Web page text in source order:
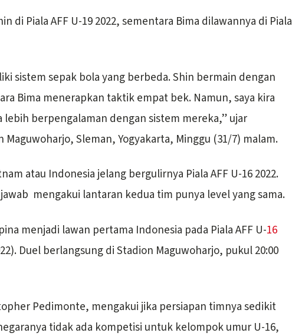
di Piala AFF U-19 2022, sementara Bima dilawannya di Piala
sistem sepak bola yang berbeda. Shin bermain dengan
Bima menerapkan taktik empat bek. Namun, saya kira
lebih berpengalaman dengan sistem mereka,” ujar
Sleman, Yogyakarta, Minggu (31/7) malam.
atau Indonesia jelang bergulirnya Piala AFF U-16 2022.
mengakui lantaran kedua tim punya level yang sama.
menjadi lawan pertama Indonesia pada Piala AFF U-16
Duel berlangsung di Stadion Maguwoharjo, pukul 20:00
Pedimonte, mengakui jika persiapan timnya sedikit
tidak ada kompetisi untuk kelompok umur U-16,